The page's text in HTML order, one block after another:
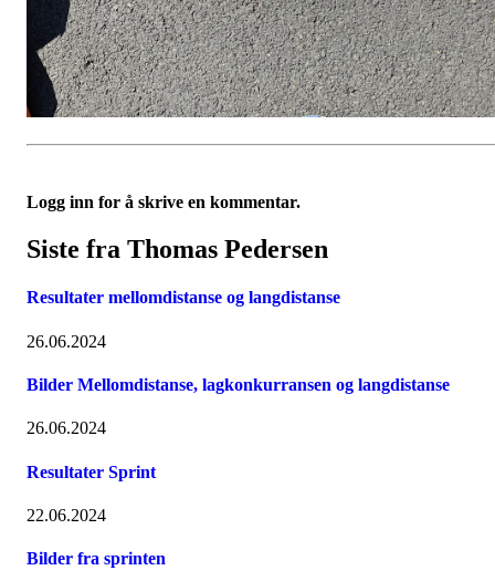
Logg inn for å skrive en kommentar.
Siste fra Thomas Pedersen
Resultater mellomdistanse og langdistanse
26.06.2024
Bilder Mellomdistanse, lagkonkurransen og langdistanse
26.06.2024
Resultater Sprint
22.06.2024
Bilder fra sprinten